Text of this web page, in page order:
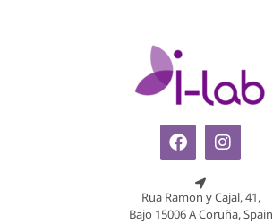
Rua Ramon y Cajal, 41,
Bajo 15006 A Coruña, Spain